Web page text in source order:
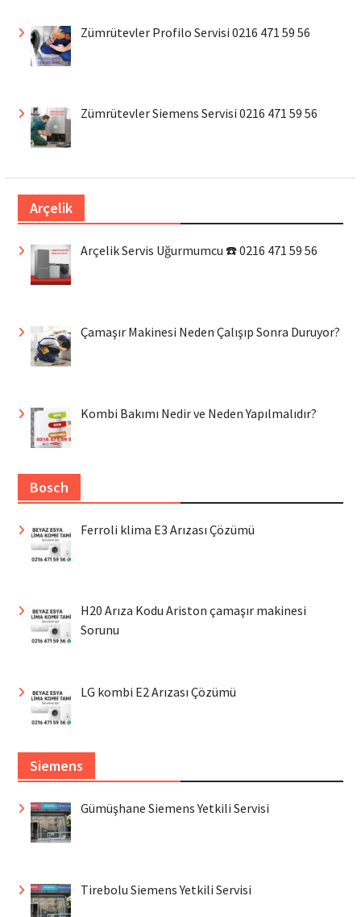
Zümrütevler Profilo Servisi 0216 471 59 56
Zümrütevler Siemens Servisi 0216 471 59 56
Arçelik
Arçelik Servis Uğurmumcu ☎️ 0216 471 59 56
Çamaşır Makinesi Neden Çalışıp Sonra Duruyor?
Kombi Bakımı Nedir ve Neden Yapılmalıdır?
Bosch
Ferroli klima E3 Arızası Çözümü
H20 Arıza Kodu Ariston çamaşır makinesi
Sorunu
LG kombi E2 Arızası Çözümü
Siemens
Gümüşhane Siemens Yetkili Servisi
Tirebolu Siemens Yetkili Servisi